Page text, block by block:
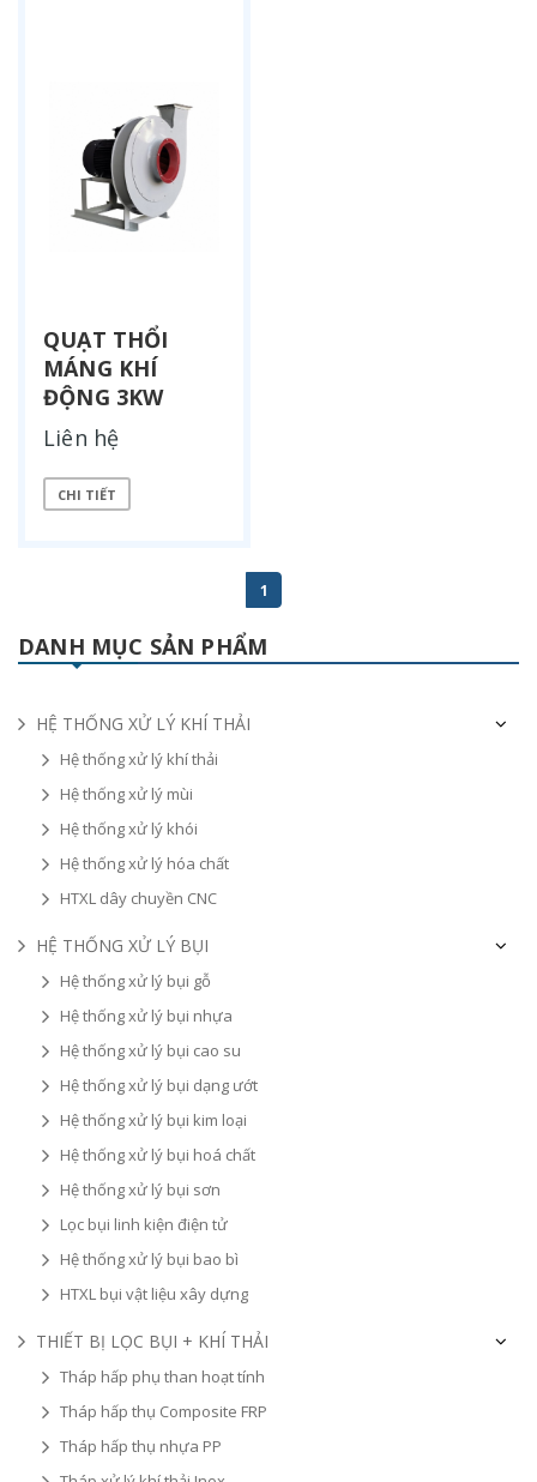
QUẠT THỔI
MÁNG KHÍ
ĐỘNG 3KW
Liên hệ
CHI TIẾT
1
DANH MỤC SẢN PHẨM
HỆ THỐNG XỬ LÝ KHÍ THẢI
Hệ thống xử lý khí thải
Hệ thống xử lý mùi
Hệ thống xử lý khói
Hệ thống xử lý hóa chất
HTXL dây chuyền CNC
HỆ THỐNG XỬ LÝ BỤI
Hệ thống xử lý bụi gỗ
Hệ thống xử lý bụi nhựa
Hệ thống xử lý bụi cao su
Hệ thống xử lý bụi dạng ướt
Hệ thống xử lý bụi kim loại
Hệ thống xử lý bụi hoá chất
Hệ thống xử lý bụi sơn
Lọc bụi linh kiện điện tử
Hệ thống xử lý bụi bao bì
HTXL bụi vật liệu xây dựng
THIẾT BỊ LỌC BỤI + KHÍ THẢI
Tháp hấp phụ than hoạt tính
Tháp hấp thụ Composite FRP
Tháp hấp thụ nhựa PP